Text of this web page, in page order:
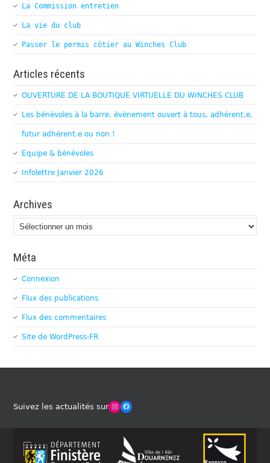
La Commission entretien
La vie du club
Passer le permis côtier au Winches Club
Articles récents
OUVERTURE DE LA BOUTIQUE VIRTUELLE DU WINCHES CLUB
Les bénévoles à la barre, évènement ouvert à tous, adhérent.e,
futur adhérent.e ou non !
Equipe & bénévoles
Infolettre Janvier 2026
Archives
Archives
Méta
Connexion
Flux des publications
Flux des commentaires
Site de WordPress-FR
Suivez les actualités surWinches Club OfficielFacebook